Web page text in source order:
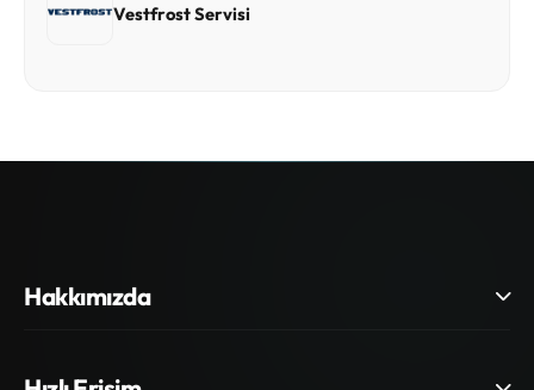
Vestfrost Servisi
Hakkımızda